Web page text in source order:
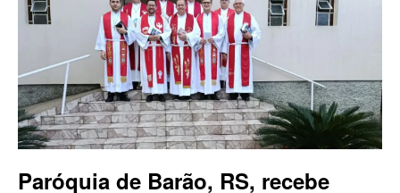
Paróquia de Barão, RS, recebe